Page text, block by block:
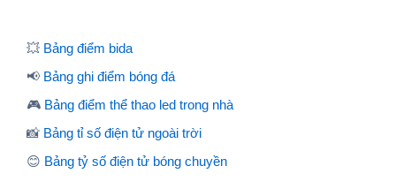
💥 Bảng điểm bida
📢 Bảng ghi điểm bóng đá
🎮 Bảng điểm thể thao led trong nhà
📸 Bảng tỉ số điện tử ngoài trời
😊 Bảng tỷ số điện tử bóng chuyền